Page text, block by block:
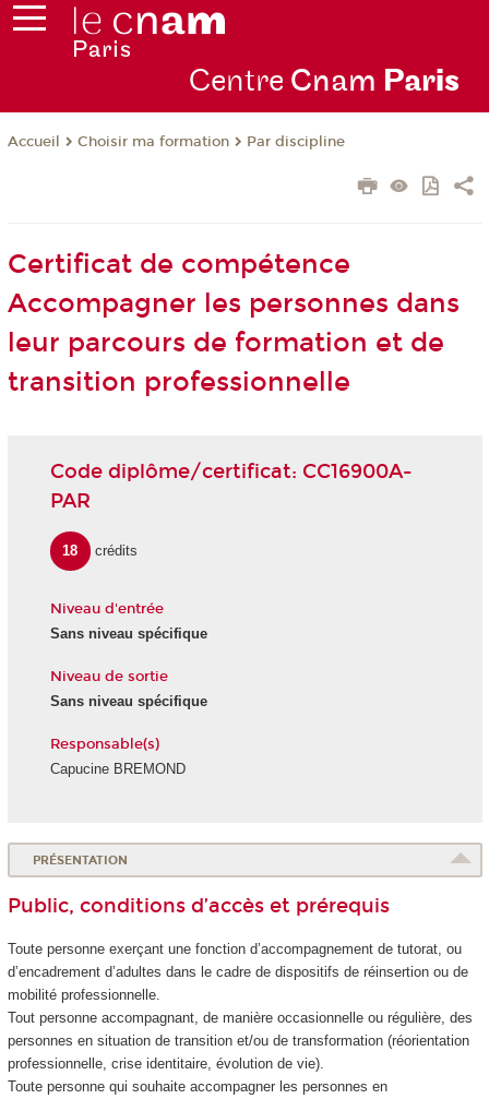
Centre Cnam Paris
Accueil Choisir ma formation Par discipline
Certificat de compétence
Accompagner les personnes dans
leur parcours de formation et de
transition professionnelle
Code diplôme/certificat: CC16900A-
PAR
18 crédits
Niveau d'entrée
Sans niveau spécifique
Niveau de sortie
Sans niveau spécifique
Responsable(s)
Capucine BREMOND
PRÉSENTATION
Public, conditions d’accès et prérequis
Toute personne exerçant une fonction d’accompagnement de tutorat, ou
d’encadrement d’adultes dans le cadre de dispositifs de réinsertion ou de
mobilité professionnelle.
Tout personne accompagnant, de manière occasionnelle ou régulière, des
personnes en situation de transition et/ou de transformation (réorientation
professionnelle, crise identitaire, évolution de vie).
Toute personne qui souhaite accompagner les personnes en